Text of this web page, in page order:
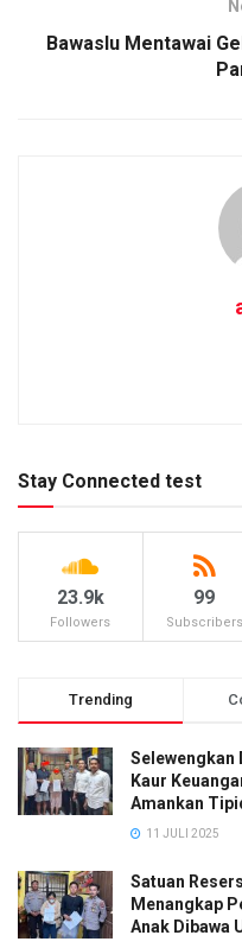
Bawaslu Mentawai
Stay Connected test
23.9k
Followers
99
Subscribers
Trending
Selewengkan
Kaur
Amankan
11 JULI 2025
Satuan
Menangkap
Anak Dibawa